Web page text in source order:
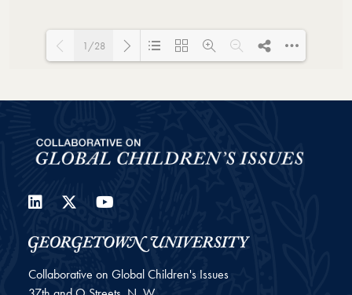
1/28
LinkedIn
Twitter
Collaborative on Global Children's Issues